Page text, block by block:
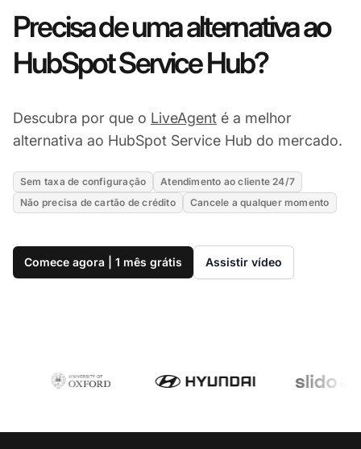
Precisa de uma alternativa ao
HubSpot Service Hub?
Descubra por que o LiveAgent é a melhor
alternativa ao HubSpot Service Hub do mercado.
Sem taxa de configuração
Atendimento ao cliente 24/7
Não precisa de cartão de crédito
Cancele a qualquer momento
Comece agora | 1 mês grátis Assistir vídeo